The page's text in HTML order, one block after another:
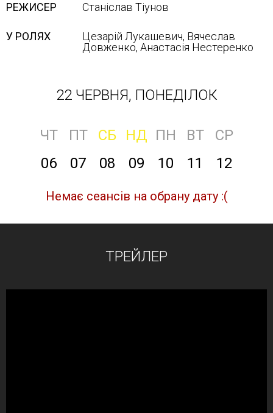
РЕЖИСЕР Станіслав Тіунов
У РОЛЯХ
Цезарій Лукашевич, Вячеслав
Довженко, Анастасія Нестеренко
22 ЧЕРВНЯ, ПОНЕДІЛОК
ЧТ ПТ СБ НД ПН ВТ
СР
06
07 08 09 10 11 12
Немає сеансів на обрану дату :(
ТРЕЙЛЕР